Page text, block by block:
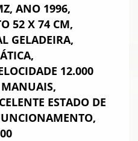
ANO 1996,
52 X 74 CM,
GELADEIRA,
12.000
ESTADO DE